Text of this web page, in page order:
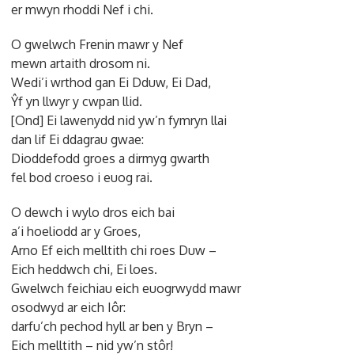
er mwyn rhoddi Nef i chi.
O gwelwch Frenin mawr y Nef
mewn artaith drosom ni.
Wedi’i wrthod gan Ei Dduw, Ei Dad,
Ŷf yn llwyr y cwpan llid.
[Ond] Ei lawenydd nid yw’n fymryn llai
dan lif Ei ddagrau gwae:
Dioddefodd groes a dirmyg gwarth
fel bod croeso i euog rai.
O dewch i wylo dros eich bai
a’i hoeliodd ar y Groes,
Arno Ef eich melltith chi roes Duw –
Eich heddwch chi, Ei loes.
Gwelwch feichiau eich euogrwydd mawr
osodwyd ar eich Iôr:
darfu’ch pechod hyll ar ben y Bryn –
Eich melltith – nid yw’n stôr!